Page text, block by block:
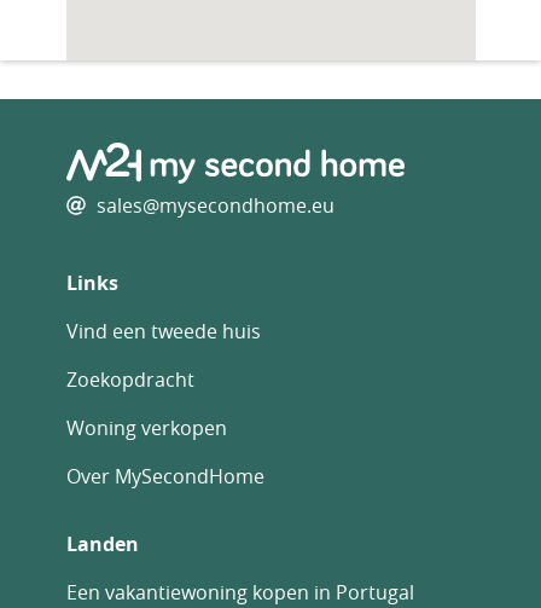
sales@mysecondhome.eu
Links
Vind een tweede huis
Zoekopdracht
Woning verkopen
Over MySecondHome
Landen
Een vakantiewoning kopen in Portugal